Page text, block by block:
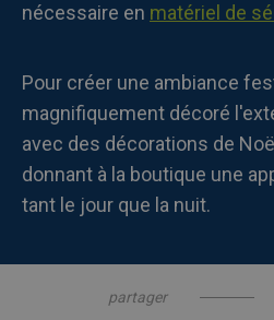
nécessaire en matériel de
Pour créer une ambiance
magnifiquement décoré
avec des décorations de
donnant à la boutique une
tant le jour que la nuit.
partager